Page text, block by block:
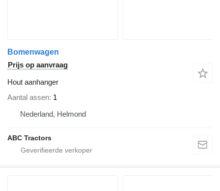
Bomenwagen
Prijs op aanvraag
Hout aanhanger
Aantal assen 1
Nederland, Helmond
ABC Tractors